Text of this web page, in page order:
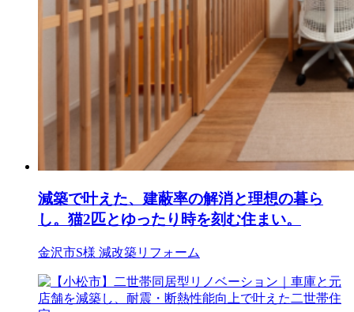
減築で叶えた、建蔽率の解消と理想の暮ら
し。猫2匹とゆったり時を刻む住まい。
金沢市S様 減改築リフォーム